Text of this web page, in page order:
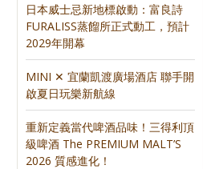
日本威士忌新地標啟動：富良詩
FURALISS蒸餾所正式動工，預計
2029年開幕
MINI ✕ 宜蘭凱渡廣場酒店 聯手開
啟夏日玩樂新航線
重新定義當代啤酒品味！三得利頂
級啤酒 The PREMIUM MALT’S
2026 質感進化！